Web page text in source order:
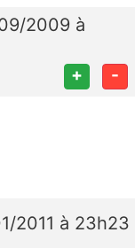
2009 à
+ -
2011 à 23h23